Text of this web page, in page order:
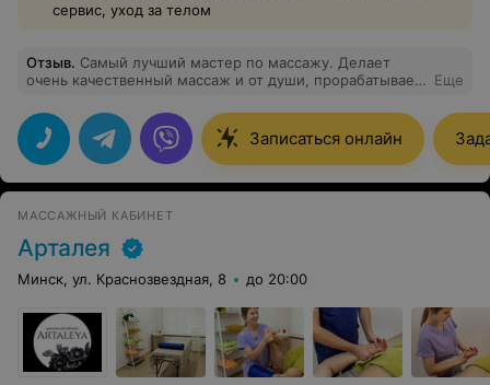
сервис, уход за телом
Отзыв. Самый лучший мастер по массажу. Делает
очень качественный массаж и от души, прорабатывает
профессионально. Я долго искала "своего мастера" и
сходила к разным мастерам не раз, но везде были
нюансы, и в этом и в других салонах в нашем районе.
Эдуард - лучший. Спасибо!
Еще
Записаться онлайн
МАССАЖНЫЙ КАБИНЕТ
Арталея
Минск, ул. Краснозвездная, 8 до 20:00